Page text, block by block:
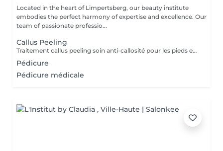
Located in the heart of Limpertsberg, our beauty institute
embodies the perfect harmony of expertise and excellence. Our
team of passionate professio...
Callus Peeling
Traitement callus peeling soin anti-callosité pour les pieds en seulement 15 minutes CALLUSPEELING permet d'éliminer facilement, sans lames ni cutters, les callosités et les fissures, donnant aux pieds une incroyable douceur et une sensation infinie de légèreté.
Pédicure
Pédicure médicale